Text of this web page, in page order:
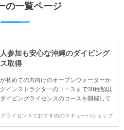
の一覧ページ
参加も安心な沖縄のダイビング
取得
初めての方向けのオープンウォーターか
インストラクターのコースまで30種類以
ダイビングライセンスのコースを開催して
スもご用意しています。 当スクールを受
は一人参加などの少人数のご参加が最も
ライセンスでおすすめのスキューバショップ